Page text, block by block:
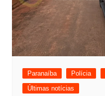
Paranaíba Polícia
Últimas notícias